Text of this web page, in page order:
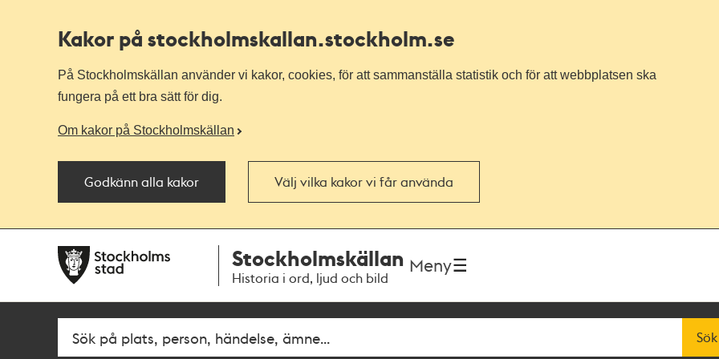
Kakor på stockholmskallan.stockholm.se
På Stockholmskällan använder vi kakor, cookies, för att sammanställa statistik och för att webbplatsen ska
fungera på ett bra sätt för dig.
Om kakor på Stockholmskällan
Godkänn alla kakor Välj vilka kakor vi får använda
navigationen
huvudinnehållet
Stockholmskällan
Historia i ord, ljud och bild
Meny
Fritextsök Sök